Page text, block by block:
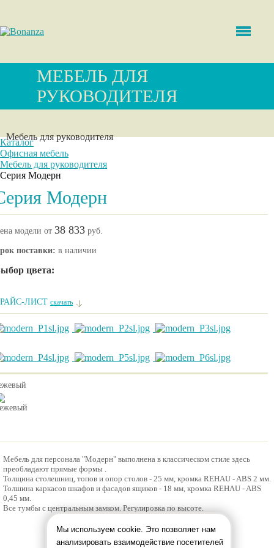
МЕБЕЛЬ ДЛЯ
РУКОВОДИТЕЛЯ
Мебель для руководителя
Каталог
Офисная мебель
Мебель для руководителя
Серия Модерн
Модерн
модели от 38 833 руб.
поставки: в наличии
цвета:
ЛИСТ скачать
Мебель для персонала "Модерн" выполнена в классическом стиле здесь
преобладают прямые формы .
Толщина столешниц, топов и опор столов - 25 мм, кромка REHAU - ABS 2 мм.
Толшина каркасов шкафов и фасадов ящиков - 18 мм, кромка REHAU - ABS
0,45 мм.
Все тумбы с центральным замком. Регулировка по высоте.
Мы используем cookie. Это позволяет нам
анализировать взаимодействие посетителей